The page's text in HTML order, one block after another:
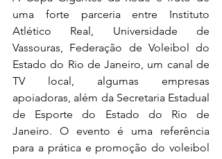
uma forte parceria entre Instituto
Atlético Real, Universidade de
Vassouras, Federação de Voleibol do
Estado do Rio de Janeiro, um canal de
TV local, algumas empresas
apoiadoras, além da Secretaria Estadual
de Esporte do Estado do Rio de
Janeiro. O evento é uma referência
para a prática e promoção do voleibol